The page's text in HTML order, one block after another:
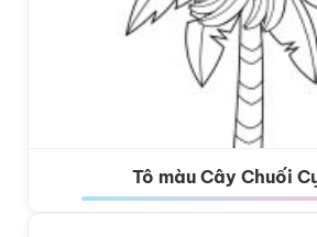
Tô màu Cây Chuối